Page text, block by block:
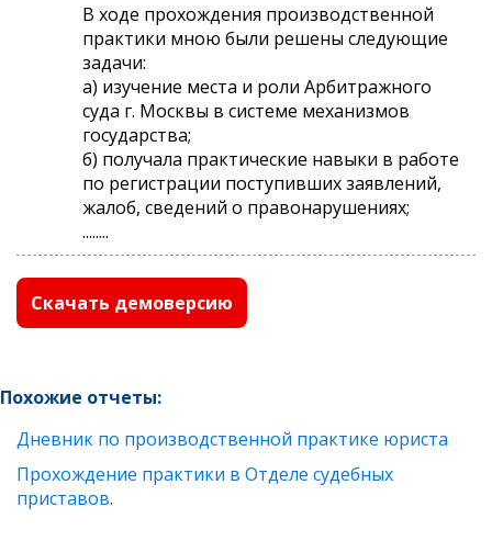
В ходе прохождения производственной
практики мною были решены следующие
задачи:
а) изучение места и роли Арбитражного
суда г. Москвы в системе механизмов
государства;
б) получала практические навыки в работе
по регистрации поступивших заявлений,
жалоб, сведений о правонарушениях;
........
Скачать демоверсию
Похожие отчеты:
Дневник по производственной практике юриста
Прохождение практики в Отделе судебных
приставов.